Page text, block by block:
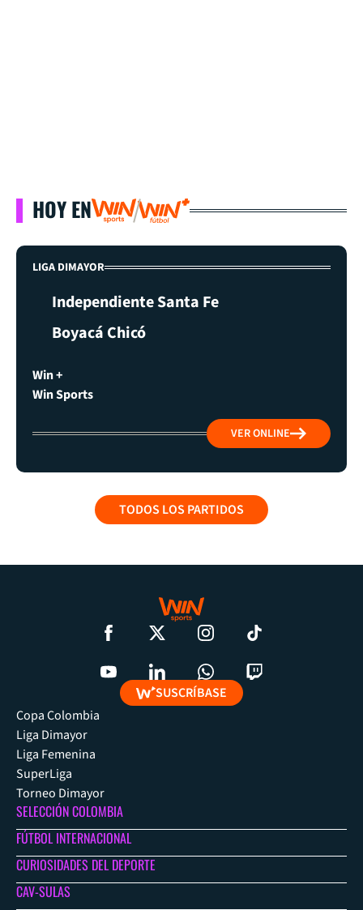
HOY EN
LIGA DIMAYOR
Independiente Santa Fe
Boyacá Chicó
Win +
Win Sports
VER ONLINE
TODOS LOS PARTIDOS
SUSCRÍBASE
Copa Colombia
Liga Dimayor
Liga Femenina
SuperLiga
Torneo Dimayor
SELECCIÓN COLOMBIA
FÚTBOL INTERNACIONAL
CURIOSIDADES DEL DEPORTE
CAV-SULAS